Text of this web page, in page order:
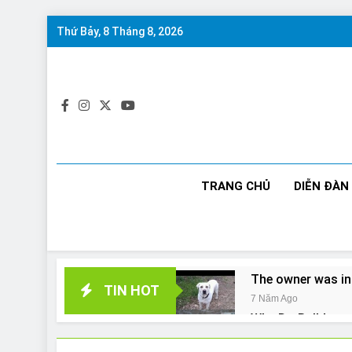
Skip
Thứ Bảy, 8 Tháng 8, 2026
TRANG CHỦ DIỄN ĐÀN
TIN HOT
The owner was
7 Năm Ago
Why Do
7 Năm Ago